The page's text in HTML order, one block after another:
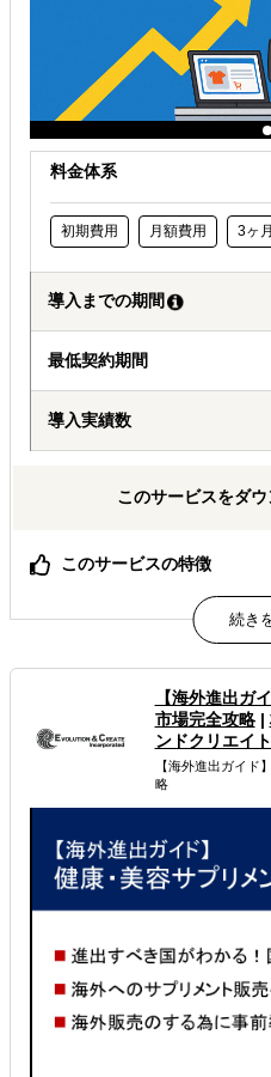
料金体系
初期費用 月額費用 3ヶ
導入までの期間
最低契約期間
導入実績数
このサービスをダ
このサービスの特徴
初期費用ゼロ・現地法人不
開始し、東南アジア市場へ
属するジャンル
海外ECモール出品代行
解決できる課題
店舗出店のサポートをして欲しい
【海外進出ガ
市場完全攻略|
ンドクリエイト
【海外進出ガイド
略